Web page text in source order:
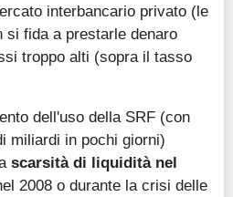
interbancario privato (le
si fida a prestarle denaro
troppo alti (sopra il tasso
dell'uso della SRF (con
miliardi in pochi giorni)
scarsità di liquidità nel
2008 o durante la crisi delle